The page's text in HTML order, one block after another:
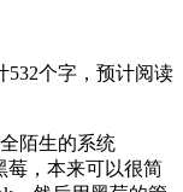
532个字，预计阅读
陌生的系统
莓，本来可以很简